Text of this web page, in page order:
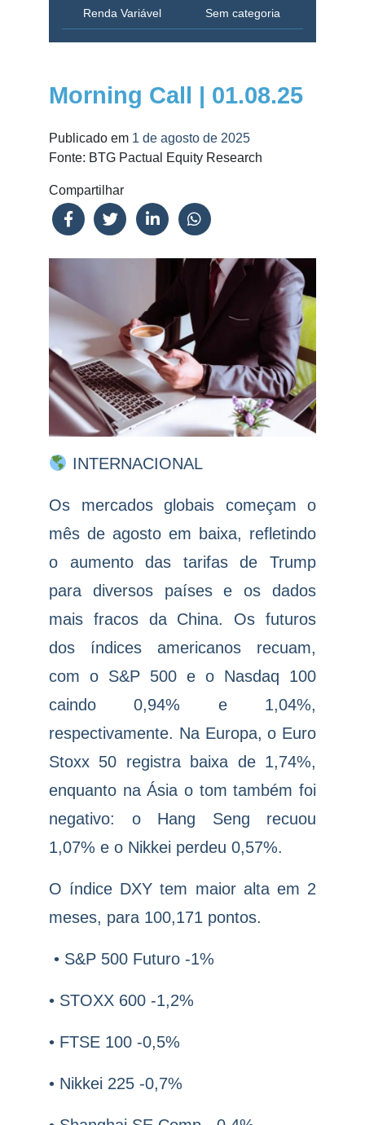
Renda Variável Sem categoria
Morning Call | 01.08.25
Publicado em 1 de agosto de 2025
Fonte: BTG Pactual Equity Research
Compartilhar
INTERNACIONAL
Os mercados globais começam o
mês de agosto em baixa, refletindo
o aumento das tarifas de Trump
para diversos países e os dados
mais fracos da China. Os futuros
dos índices americanos recuam,
com o S&P 500 e o Nasdaq 100
caindo 0,94% e 1,04%,
respectivamente. Na Europa, o Euro
Stoxx 50 registra baixa de 1,74%,
enquanto na Ásia o tom também foi
negativo: o Hang Seng recuou
1,07% e o Nikkei perdeu 0,57%.
O índice DXY tem maior alta em 2
meses, para 100,171 pontos.
• S&P 500 Futuro -1%
• STOXX 600 -1,2%
• FTSE 100 -0,5%
• Nikkei 225 -0,7%